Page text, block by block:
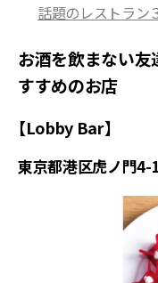
話題のレストラン
お酒を飲まない友
すすめのお店
【Lobby Bar】
東京都港区虎ノ門4-